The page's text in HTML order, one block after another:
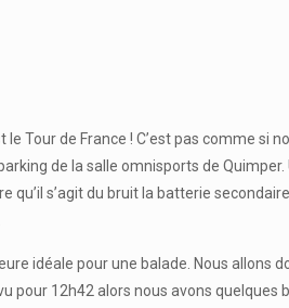
Tour de France ! C’est pas comme si
de la salle omnisports de Quimper.
s’agit du bruit la batterie
idéale pour une balade. Nous allons
pour 12h42 alors nous avons quelques